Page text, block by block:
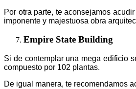
Por otra parte, te aconsejamos
imponente y majestuosa obra
Empire State Building
Si de contemplar una mega edificio
compuesto por 102 plantas.
De igual manera, te recomendamos